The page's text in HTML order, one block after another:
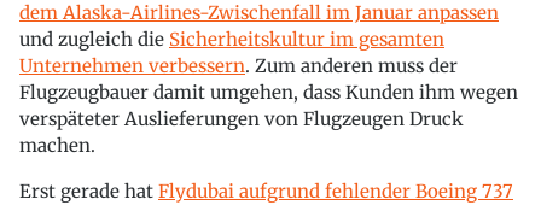
dem Alaska-Airlines-Zwischenfall im Januar anpassen
und zugleich die Sicherheitskultur im gesamten
Unternehmen verbessern. Zum anderen muss der
Flugzeugbauer damit umgehen, dass Kunden ihm wegen
verspäteter Auslieferungen von Flugzeugen Druck
machen.
Erst gerade hat Flydubai aufgrund fehlender Boeing 737